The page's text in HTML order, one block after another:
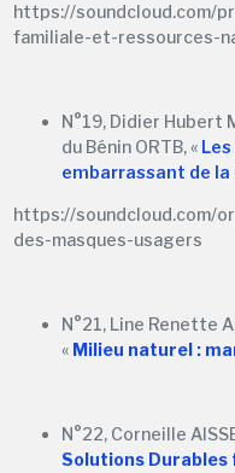
https://soundcloud.com/
familiale-et-ressources-
N°19, Didier Hubert
du Bénin ORTB, «
embarrassant de la
https://soundcloud.com/
des-masques-usagers
N°21, Line Renette
« Milieu naturel :
N°22, Corneille
Solutions Durables